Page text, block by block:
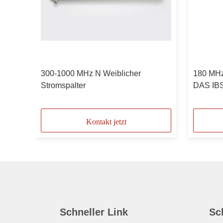
300-1000 MHz N Weiblicher
Stromspalter
Kontakt jetzt
180
DAS
Schneller Link